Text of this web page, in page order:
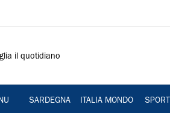
il quotidiano
SARDEGNA ITALIA MONDO SPORT